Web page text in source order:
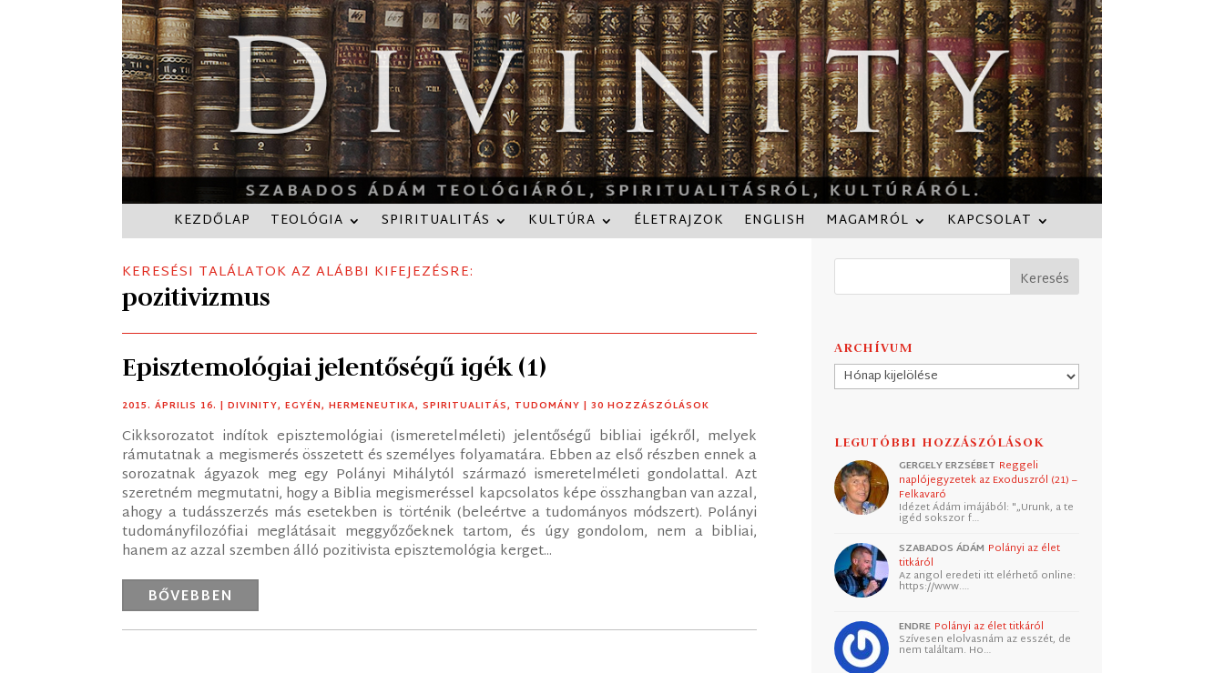
KEZDŐLAP TEOLÓGIA SPIRITUALITÁS KULTÚRA ÉLETRAJZOK ENGLISH MAGAMRÓL KAPCSOLAT
KERESÉSI TALÁLATOK AZ ALÁBBI KIFEJEZÉSRE:
pozitivizmus
Episztemológiai jelentőségű igék (1)
2015. ÁPRILIS 16. |DIVINITY,EGYÉN,HERMENEUTIKA,SPIRITUALITÁS, TUDOMÁNY | 30 HOZZÁSZÓLÁSOK
Cikksorozatot indítok episztemológiai (ismeretelméleti) jelentőségű bibliai igékről, melyek
rámutatnak a megismerés összetett és személyes folyamatára. Ebben az első részben ennek a
sorozatnak ágyazok meg egy Polányi Mihálytól származó ismeretelméleti gondolattal. Azt
szeretném megmutatni, hogy a Biblia megismeréssel kapcsolatos képe összhangban van azzal,
ahogy a tudásszerzés más esetekben is történik (beleértve a tudományos módszert). Polányi
tudományfilozófiai meglátásait meggyőzőeknek tartom, és úgy gondolom, nem a bibliai,
hanem az azzal szemben álló pozitivista episztemológia kerget...
BŐVEBBEN
ARCHÍVUM
Archívum
LEGUTÓBBI HOZZÁSZÓLÁSOK
GERGELY ERZSÉBET Reggeli
naplójegyzetek az Exoduszról (21) –
Felkavaró
Idézet Ádám imájából: "„Urunk, a te
igéd sokszor f…
SZABADOS ÁDÁM Polányi az élet
titkáról
Az angol eredeti itt elérhető online:
https://www.…
ENDRE Polányi az élet titkáról
Szívesen elolvasnám az esszét, de
nem találtam. Ho…